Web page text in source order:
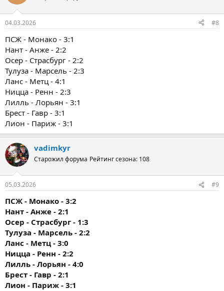
04.03.2026 #8
ПСЖ - Монако - 3:1
Нант - Анже - 2:2
Осер - Страсбург - 2:2
Тулуза - Марсель - 2:3
Ланс - Метц - 4:1
Ницца - Ренн - 2:3
Лилль - Лорьян - 3:1
Брест - Гавр - 3:1
Лион - Париж - 3:1
vadimkyr
Старожил форума Рейтинг сезона: 108
05.03.2026 #9
ПСЖ - Монако - 3:2
Нант - Анже - 2:1
Осер - Страсбург - 1:3
Тулуза - Марсель - 2:2
Ланс - Метц - 3:0
Ницца - Ренн - 2:2
Лилль - Лорьян - 4:0
Брест - Гавр - 2:1
Лион - Париж - 3:1